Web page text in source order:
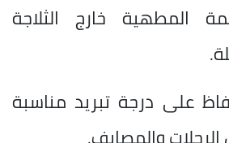
المطهية خارج الثلاجة
على درجة تبريد مناسبة